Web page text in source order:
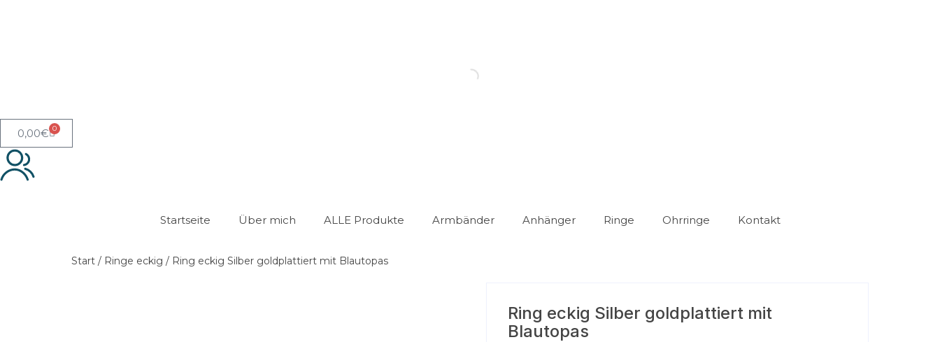
0,00€ 0
Startseite Über mich ALLE Produkte Armbänder Anhänger Ringe Ohrringe Kontakt
Start / Ringe eckig / Ring eckig Silber goldplattiert mit Blautopas
Ring eckig Silber goldplattiert mit
Blautopas